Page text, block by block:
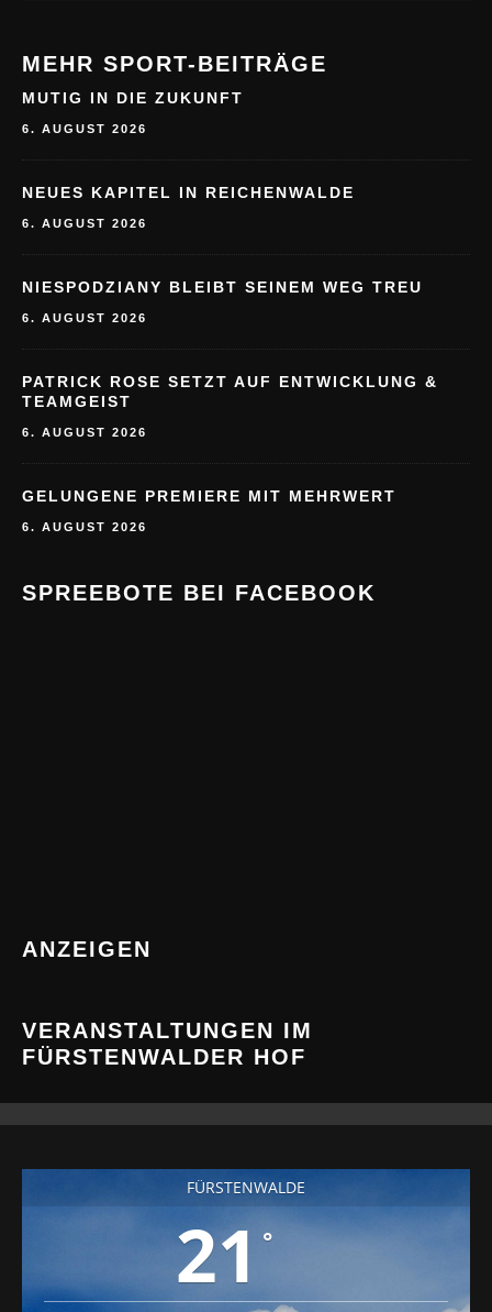
MEHR SPORT-BEITRÄGE
MUTIG IN DIE ZUKUNFT
6. AUGUST 2026
NEUES KAPITEL IN REICHENWALDE
6. AUGUST 2026
NIESPODZIANY BLEIBT SEINEM WEG TREU
6. AUGUST 2026
PATRICK ROSE SETZT AUF ENTWICKLUNG &
TEAMGEIST
6. AUGUST 2026
GELUNGENE PREMIERE MIT MEHRWERT
6. AUGUST 2026
SPREEBOTE BEI FACEBOOK
ANZEIGEN
VERANSTALTUNGEN IM
FÜRSTENWALDER HOF
FÜRSTENWALDE
21 °